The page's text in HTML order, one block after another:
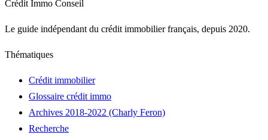
Crédit Immo Conseil
Le guide indépendant du crédit immobilier français, depuis 2020.
Thématiques
Crédit immobilier
Glossaire crédit immo
Archives 2018-2022 (Charly Feron)
Recherche